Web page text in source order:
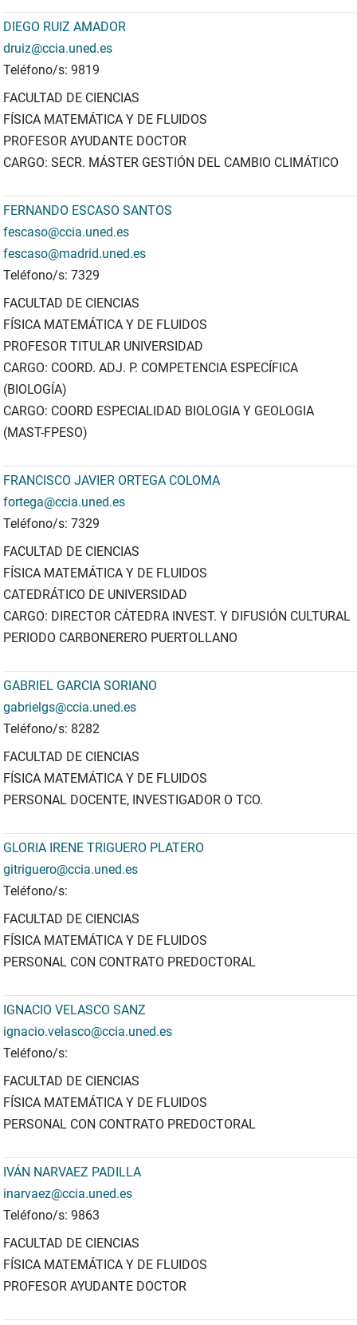
DIEGO RUIZ AMADOR
druiz@ccia.uned.es
Teléfono/s: 9819
FACULTAD DE CIENCIAS
FÍSICA MATEMÁTICA Y DE FLUIDOS
PROFESOR AYUDANTE DOCTOR
CARGO: SECR. MÁSTER GESTIÓN DEL CAMBIO CLIMÁTICO
FERNANDO ESCASO SANTOS
fescaso@ccia.uned.es
fescaso@madrid.uned.es
Teléfono/s: 7329
FACULTAD DE CIENCIAS
FÍSICA MATEMÁTICA Y DE FLUIDOS
PROFESOR TITULAR UNIVERSIDAD
CARGO: COORD. ADJ. P. COMPETENCIA ESPECÍFICA
(BIOLOGÍA)
CARGO: COORD ESPECIALIDAD BIOLOGIA Y GEOLOGIA
(MAST-FPESO)
FRANCISCO JAVIER ORTEGA COLOMA
fortega@ccia.uned.es
Teléfono/s: 7329
FACULTAD DE CIENCIAS
FÍSICA MATEMÁTICA Y DE FLUIDOS
CATEDRÁTICO DE UNIVERSIDAD
CARGO: DIRECTOR CÁTEDRA INVEST. Y DIFUSIÓN CULTURAL
PERIODO CARBONERERO PUERTOLLANO
GABRIEL GARCIA SORIANO
gabrielgs@ccia.uned.es
Teléfono/s: 8282
FACULTAD DE CIENCIAS
FÍSICA MATEMÁTICA Y DE FLUIDOS
PERSONAL DOCENTE, INVESTIGADOR O TCO.
GLORIA IRENE TRIGUERO PLATERO
gitriguero@ccia.uned.es
Teléfono/s:
FACULTAD DE CIENCIAS
FÍSICA MATEMÁTICA Y DE FLUIDOS
PERSONAL CON CONTRATO PREDOCTORAL
IGNACIO VELASCO SANZ
ignacio.velasco@ccia.uned.es
Teléfono/s:
FACULTAD DE CIENCIAS
FÍSICA MATEMÁTICA Y DE FLUIDOS
PERSONAL CON CONTRATO PREDOCTORAL
IVÁN NARVAEZ PADILLA
inarvaez@ccia.uned.es
Teléfono/s: 9863
FACULTAD DE CIENCIAS
FÍSICA MATEMÁTICA Y DE FLUIDOS
PROFESOR AYUDANTE DOCTOR